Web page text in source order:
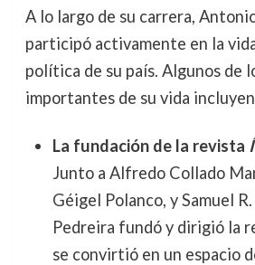
A lo largo de su carrera,
participó activamente en la
política de su país. Algunos de
importantes de su vida
La fundación de la revista
Junto a Alfredo Collado
Géigel Polanco, y Samuel
Pedreira fundó y dirigió la
se convirtió en un espacio